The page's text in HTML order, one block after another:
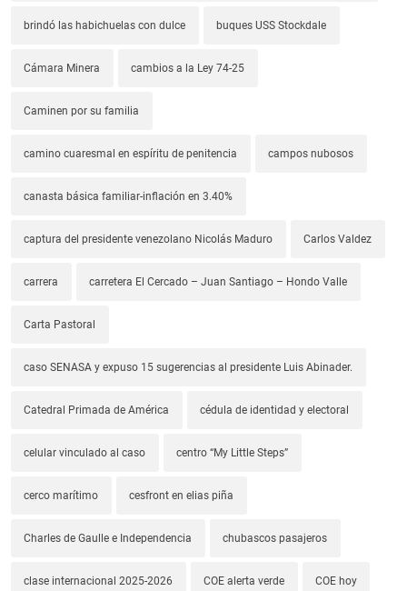
brindó las habichuelas con dulce buques USS Stockdale
Cámara Minera cambios a la Ley 74-25
Caminen por su familia
camino cuaresmal en espíritu de penitencia campos nubosos
canasta básica familiar-inflación en 3.40%
captura del presidente venezolano Nicolás Maduro Carlos Valdez
carrera carretera El Cercado – Juan Santiago – Hondo Valle
Carta Pastoral
caso SENASA y expuso 15 sugerencias al presidente Luis Abinader.
Catedral Primada de América cédula de identidad y electoral
celular vinculado al caso centro “My Little Steps”
cerco marítimo cesfront en elias piña
Charles de Gaulle e Independencia chubascos pasajeros
clase internacional 2025-2026 COE alerta verde COE hoy